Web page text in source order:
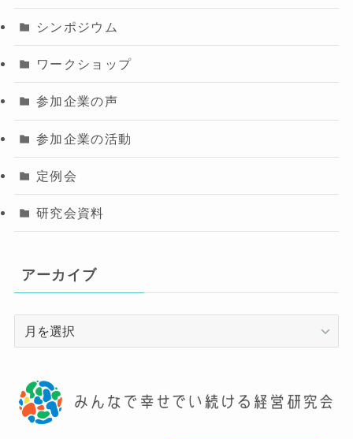
シンポジウム
ワークショップ
参加企業の声
参加企業の活動
定例会
研究会資料
アーカイブ
イ
ブ